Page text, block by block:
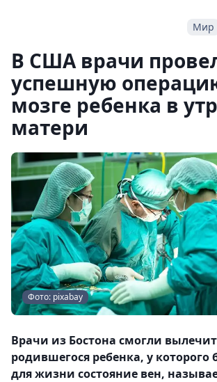
Мир
В США врачи
успешную
мозге ребенка в
матери
Фото: pixabay
Врачи из Бостона смогли
родившегося ребенка, у которого
для жизни состояние вен,